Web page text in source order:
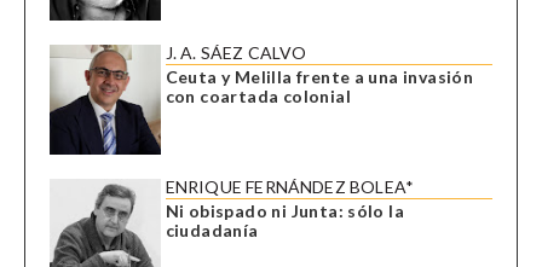
J. A. SÁEZ CALVO
Ceuta y Melilla frente a una invasión
con coartada colonial
ENRIQUE FERNÁNDEZ BOLEA*
Ni obispado ni Junta: sólo la
ciudadanía